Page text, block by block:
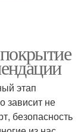
этап
зависит не
безопасность